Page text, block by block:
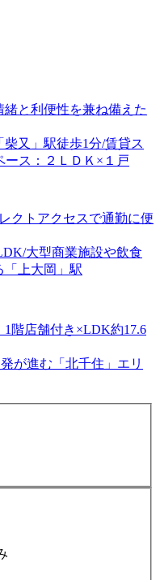
と利便性を兼ね備えた
柴又」駅徒歩1分/賃貸ス
ース：２ＬＤＫ×１戸
クトアクセスで通勤に便
大型商業施設や飲食
「上大岡」駅
階店舗付き×LDK約17.6
が進む「北千住」エリ